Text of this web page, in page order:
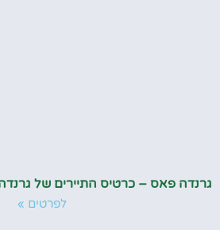
גרנדה פאס – כרטיס התיירים של
לפרטים »